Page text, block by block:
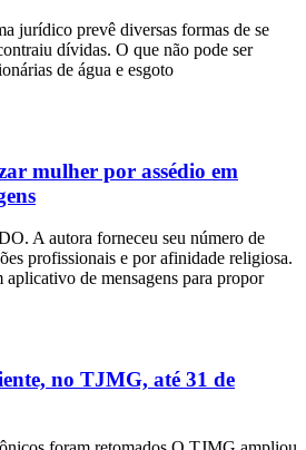
jurídico prevê diversas formas de se
dívidas. O que não pode ser
de água e esgoto
mulher por assédio em
A autora forneceu seu número de
profissionais e por afinidade religiosa.
de mensagens para propor
no TJMG, até 31 de